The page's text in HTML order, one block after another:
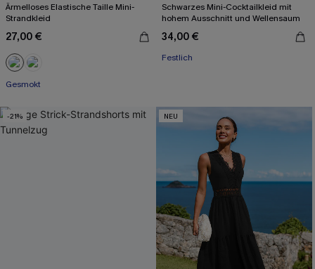
Ärmelloses Elastische Taille Mini-
Strandkleid
27,00 €
Gesmokt
Schwarzes Mini-Cocktailkleid mit
hohem Ausschnitt und Wellensaum
34,00 €
Festlich
-21% NEU